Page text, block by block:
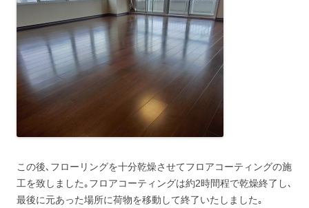
この後､フローリングを十分乾燥させてフロアコーティングの施
工を致しました｡フロアコーティングは約2時間程で乾燥終了し､
最後に元あった場所に荷物を移動して終了いたしました｡